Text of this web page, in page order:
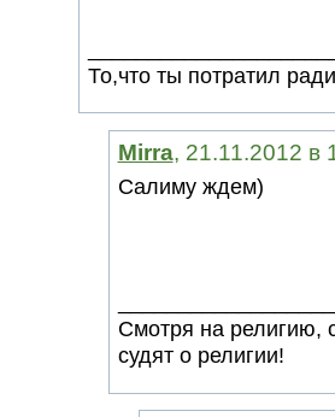
То,что ты потратил
Mirra, 21.11.2012 в
Салиму ждем)
Смотря на религию,
судят о религии!